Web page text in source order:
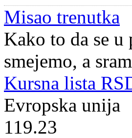
Misao trenutka
Kako to da se u
smejemo, a
Kursna lista
Evropska unija
119.23